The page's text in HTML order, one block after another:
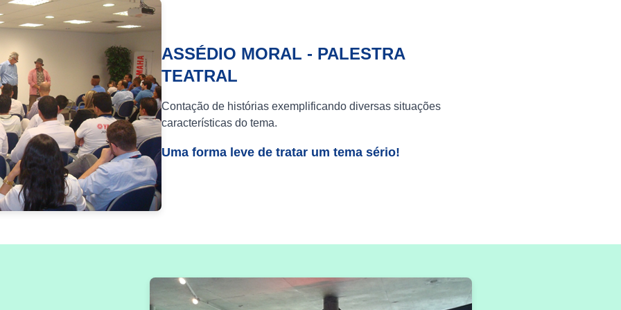
ASSÉDIO MORAL - PALESTRA
TEATRAL
Contação de histórias exemplificando diversas situações
características do tema.
Uma forma leve de tratar um tema sério!